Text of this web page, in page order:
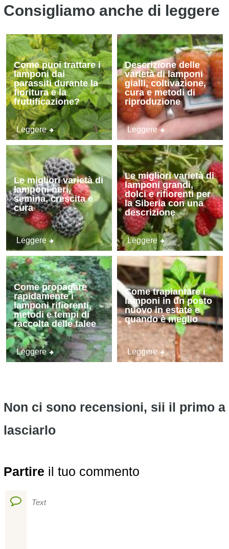
Consigliamo anche di leggere
Come puoi trattare i
lamponi dai
parassiti durante la
fioritura e la
fruttificazione?
Leggere
Descrizione delle
varietà di lamponi
gialli, coltivazione,
cura e metodi di
riproduzione
Leggere
Le migliori varietà di
lamponi neri,
semina, crescita e
cura
Leggere
Le migliori varietà di
lamponi grandi,
dolci e rifiorenti per
la Siberia con una
descrizione
Leggere
Come propagare
rapidamente i
lamponi rifiorenti,
metodi e tempi di
raccolta delle talee
Leggere
Come trapiantare i
lamponi in un posto
nuovo in estate e
quando è meglio
Leggere
Non ci sono recensioni, sii il primo a
lasciarlo
Partire il tuo commento